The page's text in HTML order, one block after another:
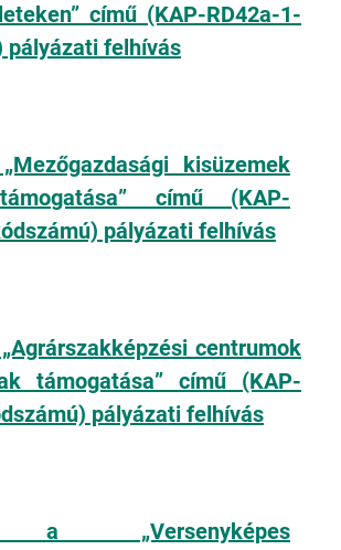
című (KAP-RD42a-1-
pályázati felhívás
kisüzemek
című (KAP-
pályázati felhívás
centrumok
támogatása” című (KAP-
pályázati felhívás
a „Versenyképes